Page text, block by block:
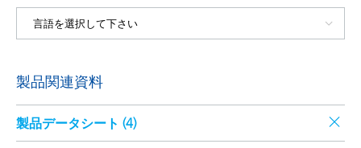
製品関連資料
製品データシート (4)